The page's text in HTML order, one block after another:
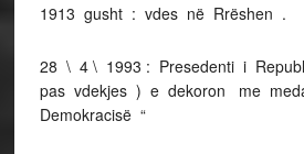
1913 gusht : vdes në Rrëshen .
28 \ 4 \ 1993 : Presedenti i
pas vdekjes ) e dekoron me
Demokracisë “